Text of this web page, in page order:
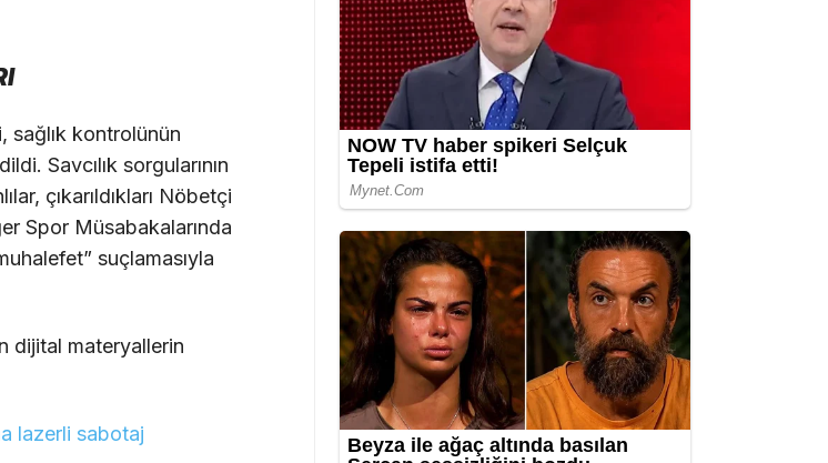
sağlık kontrolünün
Savcılık sorgularının
çıkarıldıkları Nöbetçi
Spor Müsabakalarında
suçlamasıyla
dijital materyallerin
lazerli sabotaj